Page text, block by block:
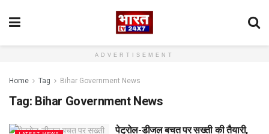
ADVERTISEMENT
Home Tag Bihar Government News
Tag: Bihar Government News
पेट्रोल-डीजल बचत पर सख्ती की तैयारी,